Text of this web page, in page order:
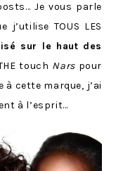
Je vous parle
TOUS LES
sur le haut des
touch Narspour
à cette marque, j’ai
à l’esprit…